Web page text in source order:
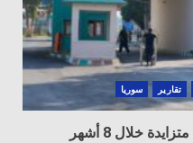
تقارير سوريا
خلال 8 أشهر